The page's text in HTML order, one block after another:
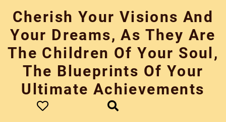
content
Cherish Your Visions And
Your Dreams, As They Are
The Children Of Your Soul,
The Blueprints Of Your
Ultimate Achievements